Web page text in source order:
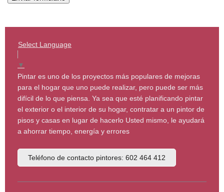
Select Language
▼
Pintar es uno de los proyectos más populares de mejoras
para el hogar que uno puede realizar, pero puede ser más
difícil de lo que piensa. Ya sea que esté planificando pintar
el exterior o el interior de su hogar, contratar a un pintor de
pisos y casas en lugar de hacerlo Usted mismo, le ayudará
a ahorrar tiempo, energía y errores
Teléfono de contacto pintores: 602 464 412